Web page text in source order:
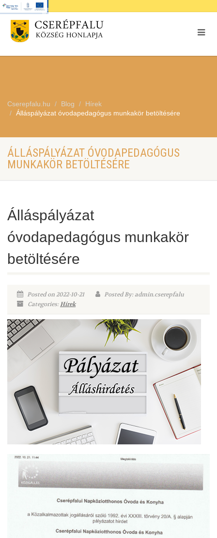
Cserepfalu.hu Blog
Hírek
Álláspályázat óvodapedagógus munkakör betöltésére
ÁLLÁSPÁLYÁZAT ÓVODAPEDAGÓGUS
MUNKAKÖR BETÖLTÉSÉRE
Álláspályázat
óvodapedagógus munkakör
betöltésére
Posted on 2022-10-21
Posted By: admin.cserepfalu
Categories:Hírek